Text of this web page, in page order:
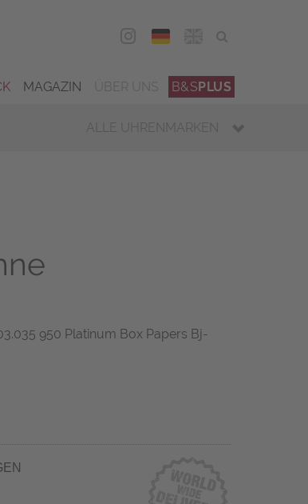
DEU
MAGAZIN B&SPLUS
ALLE UHRENMARKEN
950 Platinum Box Papers Bj-